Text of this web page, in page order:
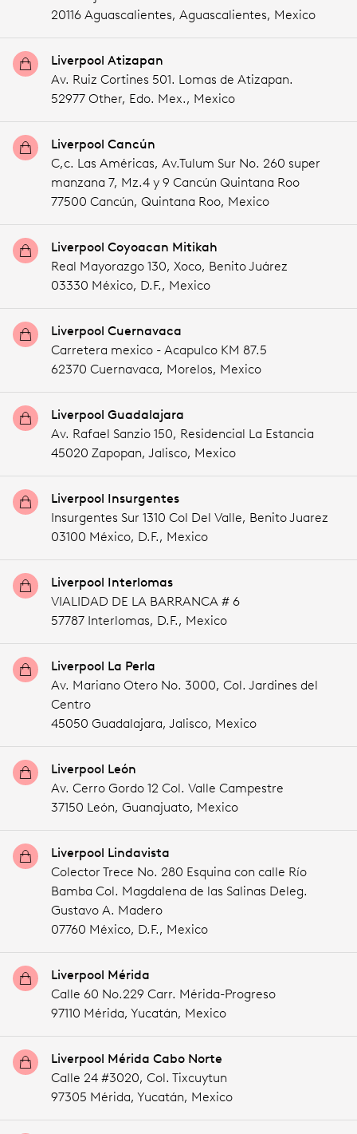
20116 Aguascalientes, Aguascalientes, Mexico
Liverpool Atizapan
Av. Ruiz Cortines 501. Lomas de Atizapan.
52977 Other, Edo. Mex., Mexico
Liverpool Cancún
C,c. Las Américas, Av.Tulum Sur No. 260 super
manzana 7, Mz.4 y 9 Cancún Quintana Roo
77500 Cancún, Quintana Roo, Mexico
Liverpool Coyoacan Mitikah
Real Mayorazgo 130, Xoco, Benito Juárez
03330 México, D.F., Mexico
Liverpool Cuernavaca
Carretera mexico - Acapulco KM 87.5
62370 Cuernavaca, Morelos, Mexico
Liverpool Guadalajara
Av. Rafael Sanzio 150, Residencial La Estancia
45020 Zapopan, Jalisco, Mexico
Liverpool Insurgentes
Insurgentes Sur 1310 Col Del Valle, Benito Juarez
03100 México, D.F., Mexico
Liverpool Interlomas
VIALIDAD DE LA BARRANCA # 6
57787 Interlomas, D.F., Mexico
Liverpool La Perla
Av. Mariano Otero No. 3000, Col. Jardines del
Centro
45050 Guadalajara, Jalisco, Mexico
Liverpool León
Av. Cerro Gordo 12 Col. Valle Campestre
37150 León, Guanajuato, Mexico
Liverpool Lindavista
Colector Trece No. 280 Esquina con calle Río
Bamba Col. Magdalena de las Salinas Deleg.
Gustavo A. Madero
07760 México, D.F., Mexico
Liverpool Mérida
Calle 60 No.229 Carr. Mérida-Progreso
97110 Mérida, Yucatán, Mexico
Liverpool Mérida Cabo Norte
Calle 24 #3020, Col. Tixcuytun
97305 Mérida, Yucatán, Mexico